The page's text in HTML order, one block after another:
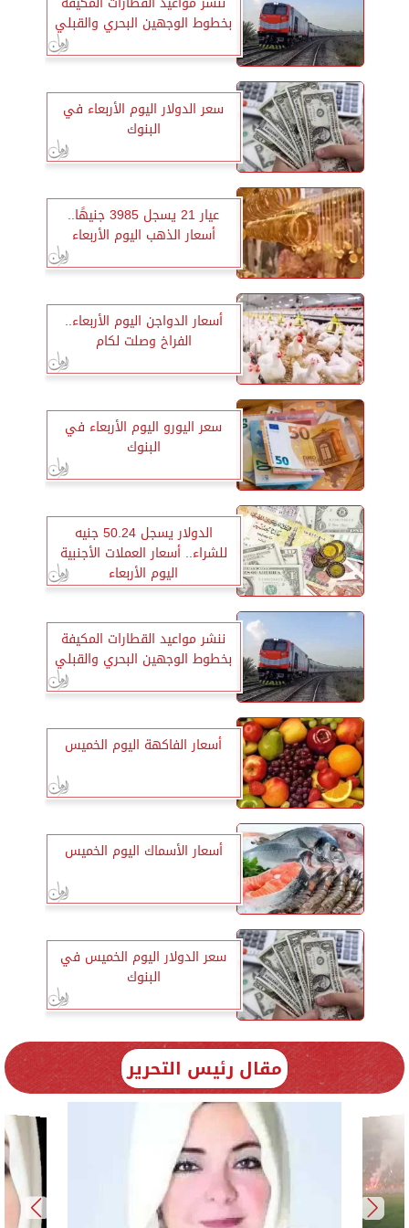
بخطوط الوجهين البحري والقبلي
سعر الدولار اليوم الأربعاء في
البنوك
عيار 21 يسجل 3985 جنيهًا..
أسعار الذهب اليوم الأربعاء
أسعار الدواجن اليوم الأربعاء..
الفراخ وصلت لكام
سعر اليورو اليوم الأربعاء في
البنوك
الدولار يسجل 50.24 جنيه
للشراء.. أسعار العملات الأجنبية
اليوم الأربعاء
ننشر مواعيد القطارات المكيفة
بخطوط الوجهين البحري والقبلي
أسعار الفاكهة اليوم الخميس
أسعار الأسماك اليوم الخميس
سعر الدولار اليوم الخميس في
البنوك
مقال رئيس التحرير